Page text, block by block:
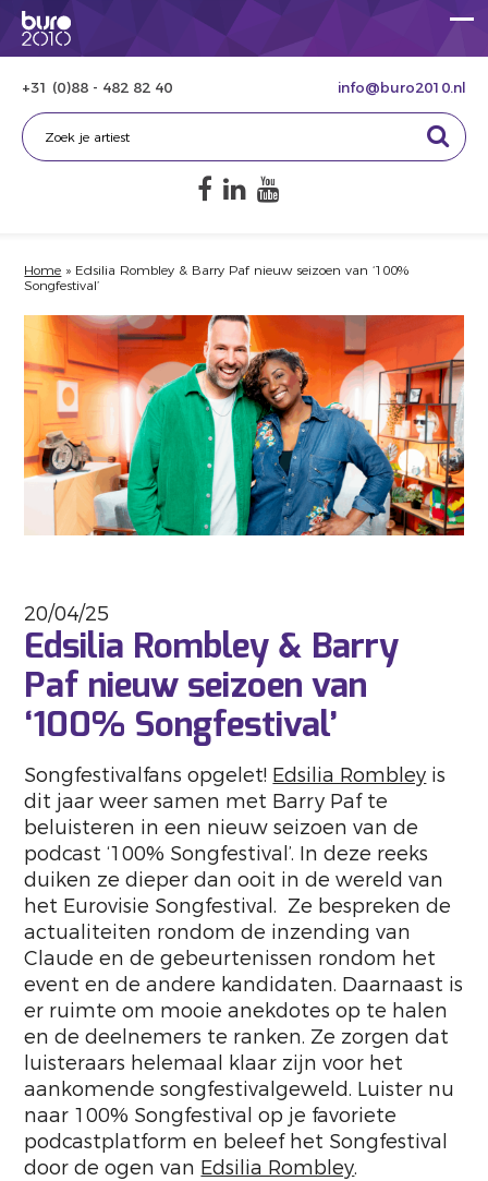
+31 (0)88 - 482 82 40 info@buro2010.nl
Home » Edsilia Rombley & Barry Paf nieuw seizoen van ‘100%
Songfestival’
20/04/25
Edsilia Rombley & Barry
Paf nieuw seizoen van
‘100% Songfestival’
Songfestivalfans opgelet! Edsilia Rombley is
dit jaar weer samen met Barry Paf te
beluisteren in een nieuw seizoen van de
podcast ‘100% Songfestival’. In deze reeks
duiken ze dieper dan ooit in de wereld van
het Eurovisie Songfestival. ​ Ze bespreken de
actualiteiten rondom de inzending van
Claude en de gebeurtenissen rondom het
event en de andere kandidaten. Daarnaast is
er ruimte om mooie anekdotes op te halen
en de deelnemers te ranken. Ze zorgen dat
luisteraars helemaal klaar zijn voor het
aankomende songfestivalgeweld. Luister nu
naar 100% Songfestival op je favoriete
podcastplatform en beleef het Songfestival
door de ogen van Edsilia Rombley.